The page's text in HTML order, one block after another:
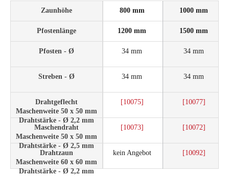
Zaunhöhe
Pfostenlänge
Pfosten - Ø
Streben - Ø
Drahtgeflecht
Maschenweite 50 x 50 mm
Drahtstärke - Ø 2,2 mm
Maschendraht
Maschenweite 50 x 50 mm
Drahtstärke - Ø 2,5 mm
Drahtzaun
Maschenweite 60 x 60 mm
Drahtstärke - Ø 2,2 mm
800 mm
1200 mm
34 mm
34 mm
[10075]
[10073]
kein Angebot
1000 mm
1500 mm
34 mm
34 mm
[10077]
[10072]
[10092]